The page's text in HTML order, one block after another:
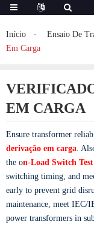
Início Ensaio De
Em Carga
EM CARGA
Ensure transformer
derivação em carga.
the on-Load Switch
switching timing, and
early to prevent grid
maintenance, meet IEC/
power transformers in